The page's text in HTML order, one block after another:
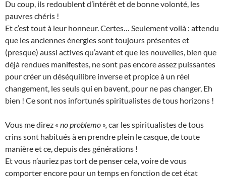
Du coup, ils redoublent d’intérêt et de bonne volonté, les
pauvres chéris !
Et c’est tout à leur honneur. Certes… Seulement voilà : attendu
que les anciennes énergies sont toujours présentes et
(presque) aussi actives qu’avant et que les nouvelles, bien que
déjà rendues manifestes, ne sont pas encore assez puissantes
pour créer un déséquilibre inverse et propice à un réel
changement, les seuls qui en bavent, pour ne pas changer, Eh
bien ! Ce sont nos infortunés spiritualistes de tous horizons !
Vous me direz « no problemo », car les spiritualistes de tous
crins sont habitués à en prendre plein le casque, de toute
manière et ce, depuis des générations !
Et vous n’auriez pas tort de penser cela, voire de vous
comporter encore pour un temps en fonction de cet état